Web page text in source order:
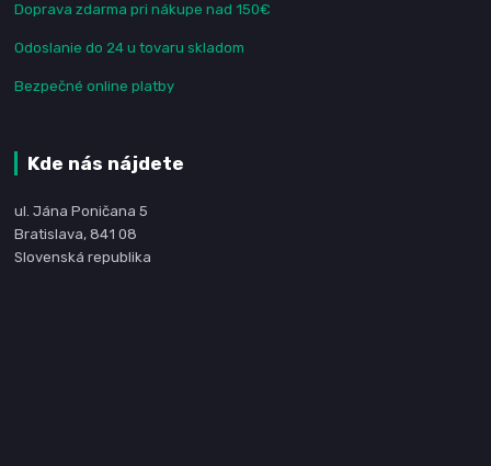
Doprava zdarma pri nákupe nad 150€
Odoslanie do 24 u tovaru skladom
Bezpečné online platby
Kde nás nájdete
ul. Jána Poničana 5
Bratislava, 841 08
Slovenská republika